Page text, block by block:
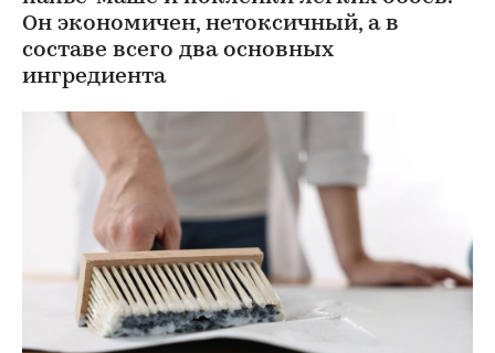
Он экономичен, нетоксичный, а в
составе всего два основных
ингредиента